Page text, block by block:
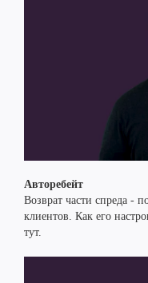
Авторебейт
Возврат части спреда -
клиентов. Как его
тут.